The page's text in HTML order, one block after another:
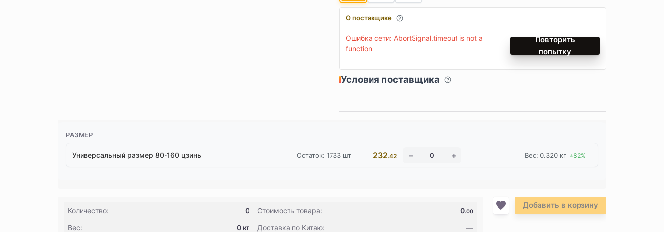
О поставщике
Ошибка сети: AbortSignal.timeout is not a
function
Повторить
попытку
Условия поставщика
РАЗМЕР
Универсальный размер 80-160 цзинь Остаток: 1733 шт 232.42 Вес: 0.320 кг ±82%
Количество: 0 Стоимость товара: 0.00
Вес: 0 кг Доставка по Китаю: —
Добавить в корзину